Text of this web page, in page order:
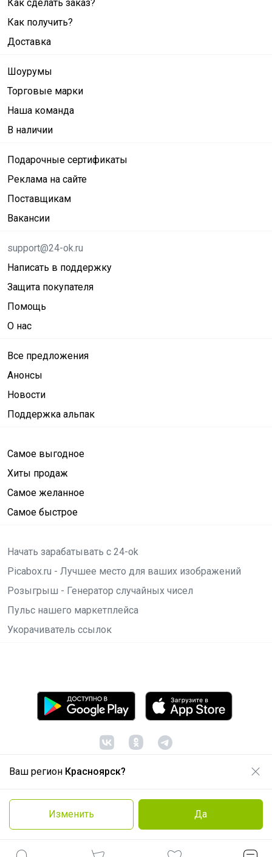
Ваш регион Красноярск?
Изменить Да
Как сделать заказ?
Как получить?
Доставка
Шоурумы
Торговые марки
Наша команда
В наличии
Подарочные сертификаты
Реклама на сайте
Поставщикам
Вакансии
support@24-ok.ru
Написать в поддержку
Защита покупателя
Помощь
О нас
Все предложения
Анонсы
Новости
Поддержка альпак
Самое выгодное
Хиты продаж
Самое желанное
Самое быстрое
Начать зарабатывать с 24-ok
Picabox.ru - Лучшее место для ваших изображений
Розыгрыш - Генератор случайных чисел
Пульс нашего маркетплейса
Укорачиватель ссылок
© ООО "Лявита", ОГРН 1122468054070, 2012 -2026
Политика конфиденциальности
Cоглашение пользователя